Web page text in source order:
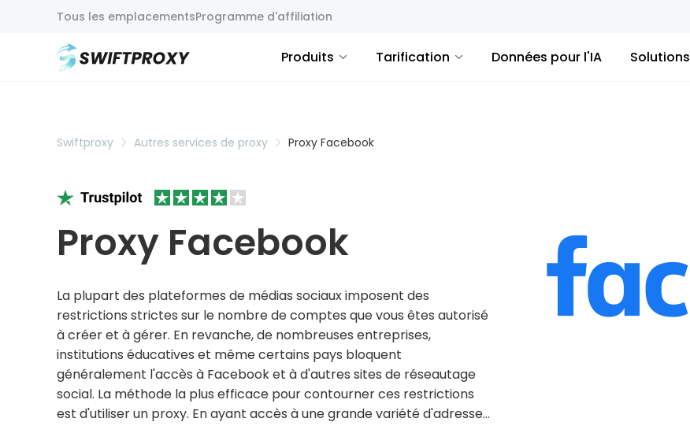
Tous les emplacementsProgramme d'affiliation
Produits Tarification Données pour l'IA Solutions
Swiftproxy Autres services de proxy Proxy Facebook
Proxy Facebook
La plupart des plateformes de médias sociaux imposent des
restrictions strictes sur le nombre de comptes que vous êtes autorisé
à créer et à gérer. En revanche, de nombreuses entreprises,
institutions éducatives et même certains pays bloquent
généralement l'accès à Facebook et à d'autres sites de réseautage
social. La méthode la plus efficace pour contourner ces restrictions
est d'utiliser un proxy. En ayant accès à une grande variété d'adresses